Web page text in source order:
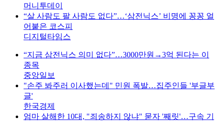
머니투데이
“살 사람도 팔 사람도 없다”…‘삼전닉스’ 비명에 꽁꽁 얼
어붙은 코스피
디지털타임스
“지금 삼전닉스 의미 없다”…3000만원→3억 된다는 이
종목
중앙일보
"손주 봐주러 이사했는데" 민원 폭발…집주인들 '부글부
글'
한국경제
엄마 살해한 10대, "죄송하지 않냐" 묻자 '째릿'…구속 기